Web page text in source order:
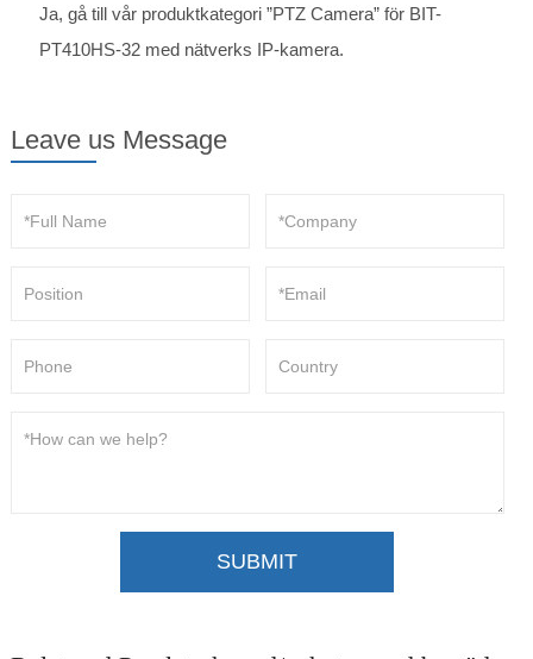
Ja, gå till vår produktkategori ”PTZ Camera” för BIT-
PT410HS-32 med nätverks IP-kamera.
Leave us Message
SUBMIT